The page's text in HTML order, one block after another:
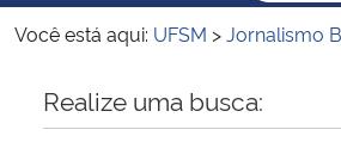
Ministério das Relações Exteriores
Ministério da Economia
Você está aqui: UFSM >Jornalismo
Início do conteúdo
Realize uma busca: